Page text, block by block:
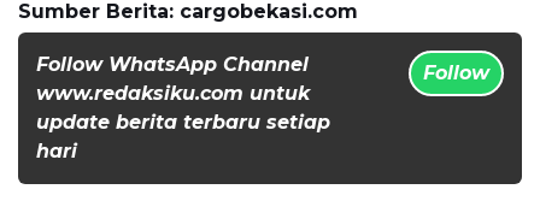
Sumber Berita: cargobekasi.com
Follow WhatsApp Channel
www.redaksiku.com untuk
update berita terbaru setiap
hari
Follow